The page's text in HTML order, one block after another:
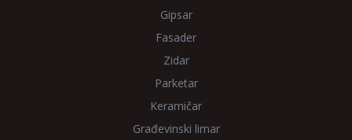
Gipsar
Fasader
Zidar
Parketar
Keramičar
Građevinski limar